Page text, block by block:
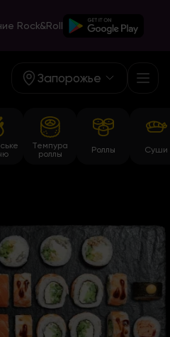
Rock&Roll
Запорожье
Темпура
роллы
Роллы Суши